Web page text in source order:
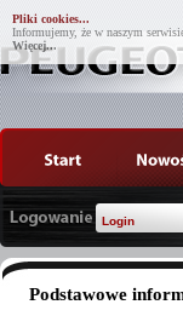
Pliki cookies...
Informujemy, że w naszym
Więcej...
Podstawowe